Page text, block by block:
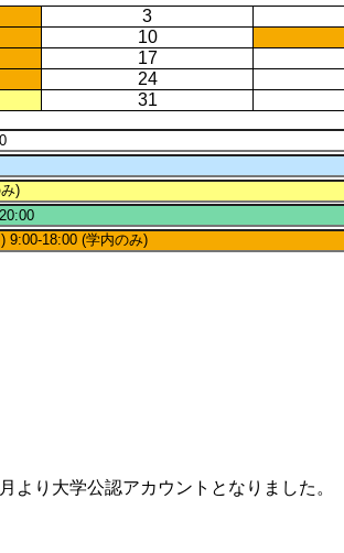
3
10
17
24
31
より大学公認アカウントとなりました。